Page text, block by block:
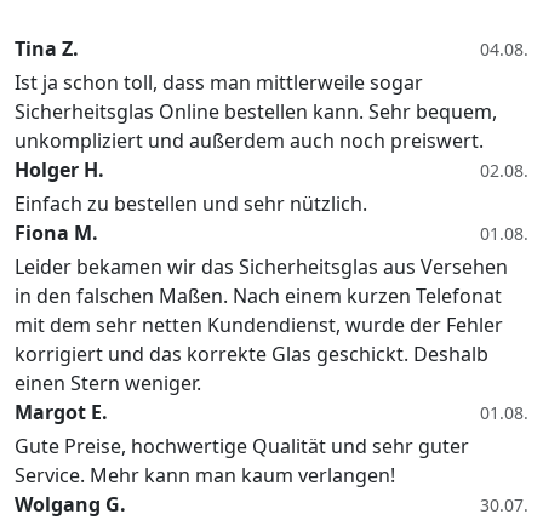
Tina Z. 04.08.
Ist ja schon toll, dass man mittlerweile sogar
Sicherheitsglas Online bestellen kann. Sehr bequem,
unkompliziert und außerdem auch noch preiswert.
Holger H.
02.08.
Einfach zu bestellen und sehr nützlich.
Fiona M.
01.08.
Leider bekamen wir das Sicherheitsglas aus Versehen
in den falschen Maßen. Nach einem kurzen Telefonat
mit dem sehr netten Kundendienst, wurde der Fehler
korrigiert und das korrekte Glas geschickt. Deshalb
einen Stern weniger.
Margot E.
01.08.
Gute Preise, hochwertige Qualität und sehr guter
Service. Mehr kann man kaum verlangen!
Wolgang G.
30.07.